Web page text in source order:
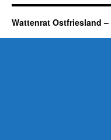
Wattenrat Ostfriesland